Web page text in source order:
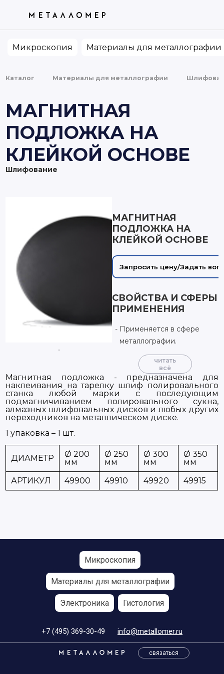
НАШЛОСЬ. ПОПРОБУЙТЕ ИЗМЕНИТЬ ФРАЗУ
Микроскопия Материалы для металлографии
Каталог Материалы для металлографии
МАГНИТНАЯ
ПОДЛОЖКА НА
КЛЕЙКОЙ ОСНОВЕ
Шлифование
МАГНИТНАЯ
ПОДЛОЖКА НА
КЛЕЙКОЙ ОСНОВЕ
Запросить цену/Задать
СВОЙСТВА И СФЕРЫ
ПРИМЕНЕНИЯ
Применяется в сфере
металлографии.
читать
всё
Магнитная подложка - предназначена для
наклеивания на тарелку шлиф полировального
станка любой марки с последующим
подмагничиванием полировального сукна,
алмазных шлифовальных дисков и любых других
переходников на металлическом диске.
1 упаковка – 1 шт.
ДИАМЕТР
Ø 200
мм
Ø 250
мм
Ø 300
мм
Ø 350
мм
АРТИКУЛ
49900 49910 49920 49915
Микроскопия
Материалы для металлографии
Электроника Гистология
+7 (495) 369-30-49 info@metallomer.ru
связаться